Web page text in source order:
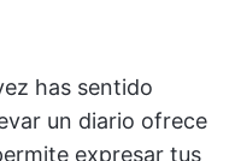
has sentido
un diario ofrece
expresar tus